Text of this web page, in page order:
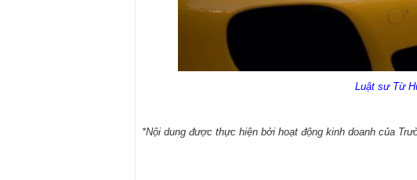
Luật sư Từ
*Nội dung được thực hiện bởi hoạt động kinh doanh của